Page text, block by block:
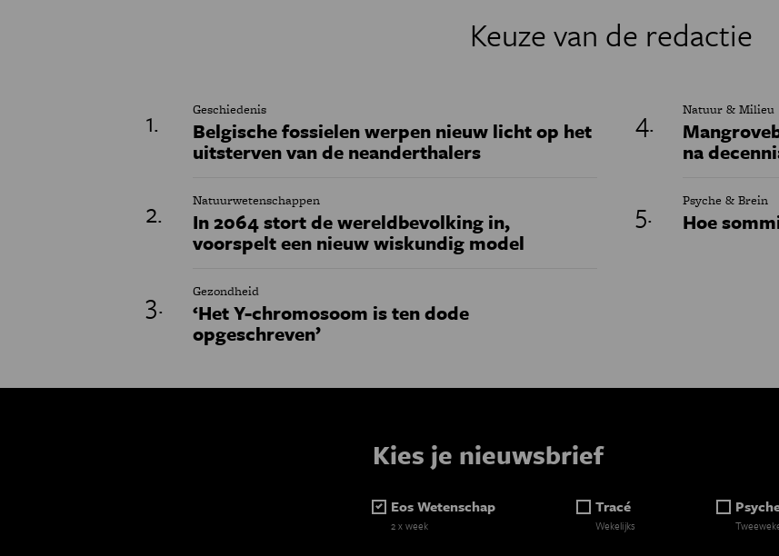
Keuze van de redactie
Geschiedenis
Belgische fossielen werpen nieuw licht op het
uitsterven van de neanderthalers
Natuurwetenschappen
In 2064 stort de wereldbevolking in,
voorspelt een nieuw wiskundig model
Gezondheid
‘Het Y-chromosoom is ten dode
opgeschreven’
Natuur & Milieu
na
Psyche & Brein
Hoe
Kies je nieuwsbrief
Eos Wetenschap
2 x week
Tracé
Wekelijks